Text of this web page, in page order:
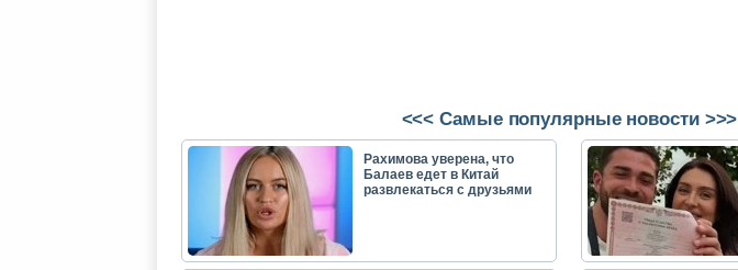
<<< Самые популярные новости >>>
Рахимова уверена, что
Балаев едет в Китай
развлекаться с друзьями